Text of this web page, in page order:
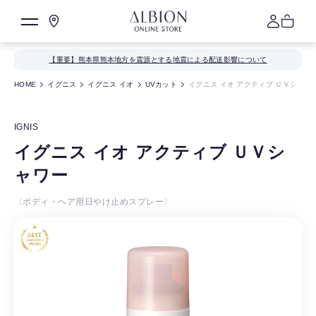
【重要】熊本県熊本地方を震源とする地震による配送影響について
HOME イグニス イグニス イオ UVカット イグニス イオ アクティブ ＵＶシャワ
IGNIS
イグニス イオ アクティブ ＵＶシ
ャワー
〈ボディ・ヘア用日やけ止めスプレー〉